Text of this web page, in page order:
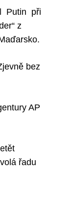
Putin při
z
bez
AP
řadu